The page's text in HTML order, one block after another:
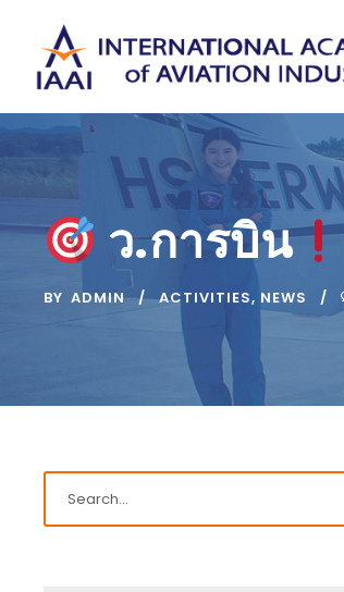
ว.การบิน
BY ADMIN ACTIVITIES, NEWS